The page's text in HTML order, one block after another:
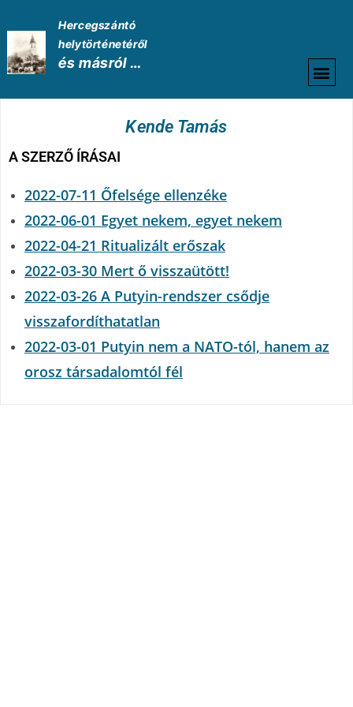
Hercegszántó
helytörténetéről
és másról …
Kende Tamás
A SZERZŐ ÍRÁSAI
2022-07-11 Őfelsége ellenzéke
2022-06-01 Egyet nekem, egyet nekem
2022-04-21 Ritualizált erőszak
2022-03-30 Mert ő visszaütött!
2022-03-26 A Putyin-rendszer csődje
visszafordíthatatlan
2022-03-01 Putyin nem a NATO-tól, hanem az
orosz társadalomtól fél